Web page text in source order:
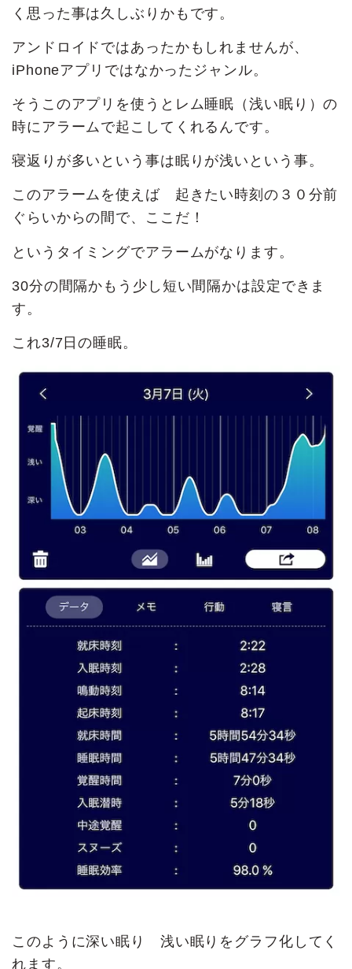
く思った事は久しぶりかもです。
アンドロイドではあったかもしれませんが、
iPhoneアプリではなかったジャンル。
そうこのアプリを使うとレム睡眠（浅い眠り）の
時にアラームで起こしてくれるんです。
寝返りが多いという事は眠りが浅いという事。
このアラームを使えば 起きたい時刻の３０分前
ぐらいからの間で、ここだ！
というタイミングでアラームがなります。
30分の間隔かもう少し短い間隔かは設定できま
す。
これ3/7日の睡眠。
このように深い眠り 浅い眠りをグラフ化してく
れます。